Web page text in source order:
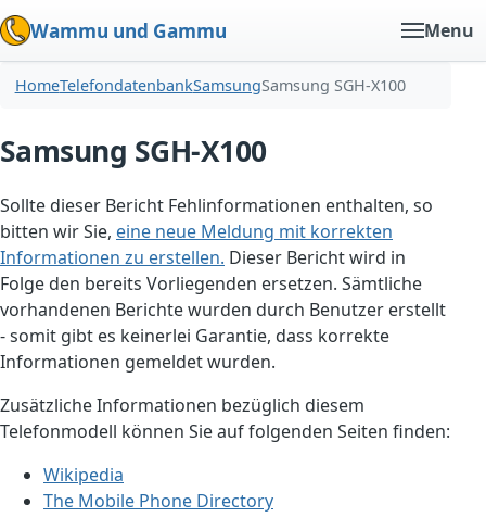
Wammu und Gammu Menu
HomeTelefondatenbankSamsungSamsung SGH-X100
Samsung SGH-X100
Sollte dieser Bericht Fehlinformationen enthalten, so
bitten wir Sie, eine neue Meldung mit korrekten
Informationen zu erstellen. Dieser Bericht wird in
Folge den bereits Vorliegenden ersetzen. Sämtliche
vorhandenen Berichte wurden durch Benutzer erstellt
- somit gibt es keinerlei Garantie, dass korrekte
Informationen gemeldet wurden.
Zusätzliche Informationen bezüglich diesem
Telefonmodell können Sie auf folgenden Seiten finden:
Wikipedia
The Mobile Phone Directory